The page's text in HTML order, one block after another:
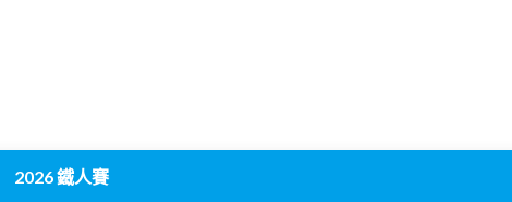
2026 鐵人賽